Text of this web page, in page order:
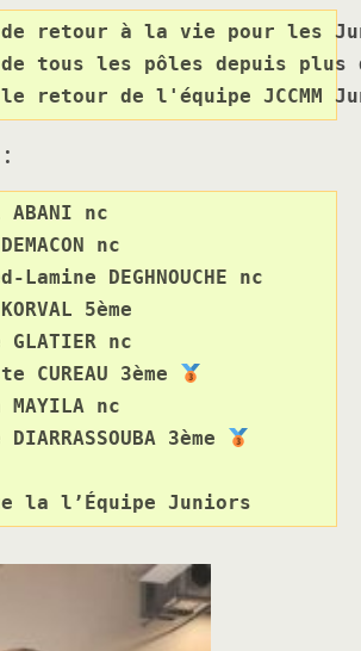
de retour à la vie pour les
de tous les pôles depuis
retour de l'équipe JCCMM
nc
nc
Lamine DEGHNOUCHE nc
5ème
nc
CUREAU 3ème
nc
3ème
la l’Équipe Juniors